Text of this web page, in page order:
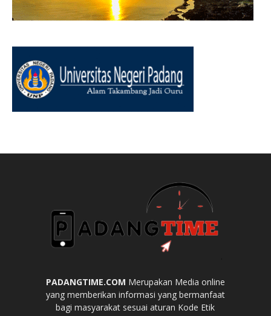
PADANGTIME.COM Merupakan Media online
yang memberikan informasi yang bermanfaat
bagi masyarakat sesuai aturan Kode Etik